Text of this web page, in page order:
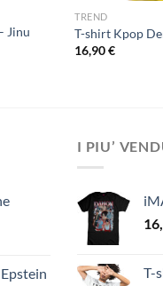
Jinu
TREND
T-shirt Kpop
16,90€
I PIU’
T-